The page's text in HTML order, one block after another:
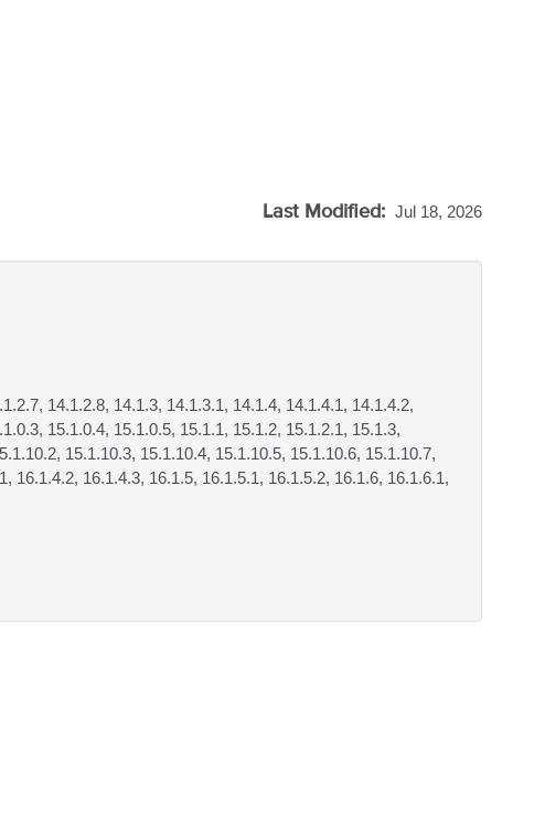
Last Modified: Jul 18, 2026
14.1.2.8, 14.1.3, 14.1.3.1, 14.1.4, 14.1.4.1, 14.1.4.2,
15.1.0.4, 15.1.0.5, 15.1.1, 15.1.2, 15.1.2.1, 15.1.3,
15.1.10.3, 15.1.10.4, 15.1.10.5, 15.1.10.6, 15.1.10.7,
16.1.4.2, 16.1.4.3, 16.1.5, 16.1.5.1, 16.1.5.2, 16.1.6, 16.1.6.1,